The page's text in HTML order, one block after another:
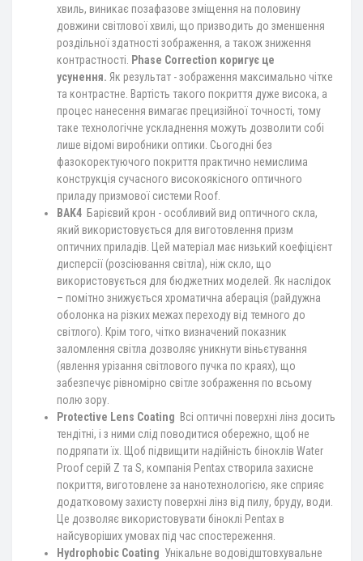
хвиль, виникає позафазове зміщення на половину
довжини світлової хвилі, що призводить до зменшення
роздільної здатності зображення, а також зниження
контрастності. Phase Correction коригує це
усунення. Як результат - зображення максимально чітке
та контрастне. Вартість такого покриття дуже висока, а
процес нанесення вимагає прецизійної точності, тому
таке технологічне ускладнення можуть дозволити собі
лише відомі виробники оптики. Сьогодні без
фазокоректуючого покриття практично немислима
конструкція сучасного високоякісного оптичного
приладу призмової системи Roof.
BAK4 Барієвий крон - особливий вид оптичного скла,
який використовується для виготовлення призм
оптичних приладів. Цей матеріал має низький коефіцієнт
дисперсії (розсіювання світла), ніж скло, що
використовується для бюджетних моделей. Як наслідок
– помітно знижується хроматична аберація (райдужна
оболонка на різких межах переходу від темного до
світлого). Крім того, чітко визначений показник
заломлення світла дозволяє уникнути віньєтування
(явлення урізання світлового пучка по краях), що
забезпечує рівномірно світле зображення по всьому
полю зору.
Protective Lens Coating Всі оптичні поверхні лінз досить
тендітні, і з ними слід поводитися обережно, щоб не
подряпати їх. Щоб підвищити надійність біноклів Water
Proof серій Z та S, компанія Pentax створила захисне
покриття, виготовлене за нанотехнологією, яке сприяє
додатковому захисту поверхні лінз від пилу, бруду, води.
Це дозволяє використовувати біноклі Pentax в
найсуворіших умовах під час спостереження.
Hydrophobic Coating Унікальне водовідштовхувальне